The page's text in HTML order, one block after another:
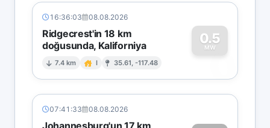
16:36:03 08.08.2026
Ridgecrest'in 18 km
doğusunda, Kaliforniya
7.4 km I 35.61, -117.48
0.5
MW
0
07:41:33 08.08.2026
Johannesburg'un 17 km